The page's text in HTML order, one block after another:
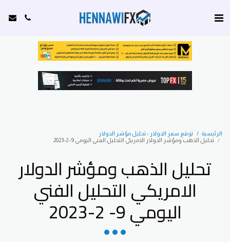
الرئيسية
توقع سعر الدولار - تحليل مؤشر الدولار
تحليل الذهب ومؤشر الدولار الامريكي التحليل الفني اليومي 9- 2-2023
تحليل الذهب ومؤشر الدولار
الامريكي التحليل الفني
اليومي 9- 2-2023